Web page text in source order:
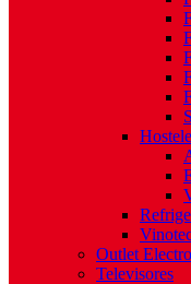
Outlet
Televisores